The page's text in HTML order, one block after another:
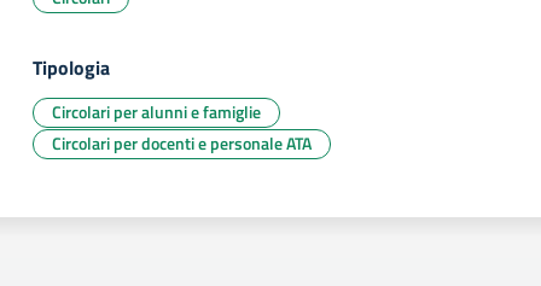
Tipologia
Circolari per alunni e famiglie
Circolari per docenti e personale ATA